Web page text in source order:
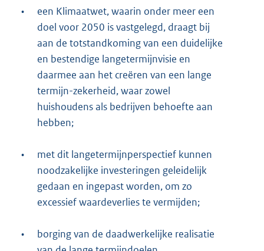
•
een Klimaatwet, waarin onder meer een
doel voor 2050 is vastgelegd, draagt bij
aan de totstandkoming van een duidelijke
en bestendige langetermijnvisie en
daarmee aan het creëren van een lange
termijn-zekerheid, waar zowel
huishoudens als bedrijven behoefte aan
hebben;
•
met dit langetermijnperspectief kunnen
noodzakelijke investeringen geleidelijk
gedaan en ingepast worden, om zo
excessief waardeverlies te vermijden;
•
borging van de daadwerkelijke realisatie